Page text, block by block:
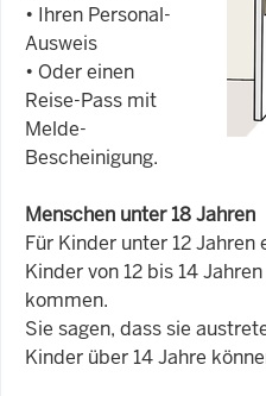
• Ihren Personal-
Ausweis
• Oder einen
Reise-Pass mit
Melde-
Bescheinigung.
Menschen unter 18 Jahren
Für Kinder unter 12
Kinder von 12 bis 14
kommen.
Sie sagen, dass sie
Kinder über 14 Jahre